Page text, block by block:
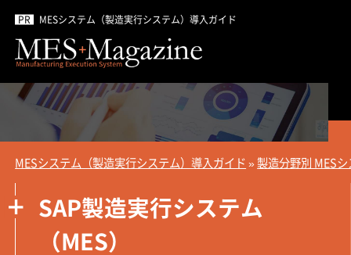
MESシステム（製造実行システム）導入ガイド
MESシステム（製造実行システム）導入ガイド»製造分野別 MES
SAP製造実行システム
（MES）